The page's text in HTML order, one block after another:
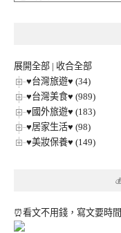
展開全部 | 收合全部
♥台灣旅遊♥ (34)
♥台灣美食♥ (989)
♥國外旅遊♥ (183)
♥居家生活♥ (98)
♥美妝保養♥ (149)
⏰看文不用錢，寫文要時